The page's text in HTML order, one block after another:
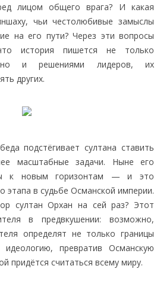
лицом общего врага? И какая
чьи честолюбивые замыслы
на его пути? Через эти вопросы
история пишется не только
но и решениями лидеров, их
других.
подстёгивает султана ставить
масштабные задачи. Ныне его
к новым горизонтам — и это
этапа в судьбе Османской империи.
султан Орхан на сей раз? Этот
в предвкушении: возможно,
определят не только границы
превратив Османскую
придётся считаться всему миру.